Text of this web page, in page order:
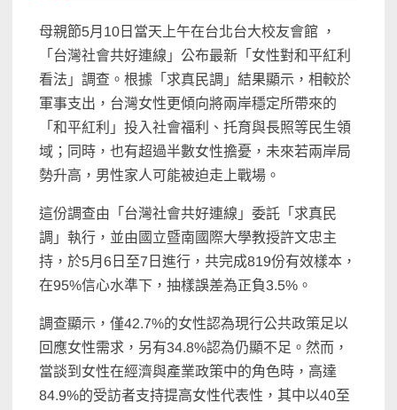
母親節5月10日當天上午在台北台大校友會館 ，
「台灣社會共好連線」公布最新「女性對和平紅利
看法」調查。根據「求真民調」結果顯示，相較於
軍事支出，台灣女性更傾向將兩岸穩定所帶來的
「和平紅利」投入社會福利、托育與長照等民生領
域；同時，也有超過半數女性擔憂，未來若兩岸局
勢升高，男性家人可能被迫走上戰場。
這份調查由「台灣社會共好連線」委託「求真民
調」執行，並由國立暨南國際大學教授許文忠主
持，於5月6日至7日進行，共完成819份有效樣本，
在95%信心水準下，抽樣誤差為正負3.5%。
調查顯示，僅42.7%的女性認為現行公共政策足以
回應女性需求，另有34.8%認為仍顯不足。然而，
當談到女性在經濟與產業政策中的角色時，高達
84.9%的受訪者支持提高女性代表性，其中以40至